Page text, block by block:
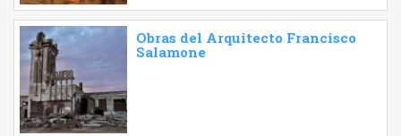
Obras del Arquitecto Francisco
Salamone